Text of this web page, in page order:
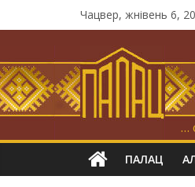
Чацвер, жнівень 6,
…
ПАЛАЦ